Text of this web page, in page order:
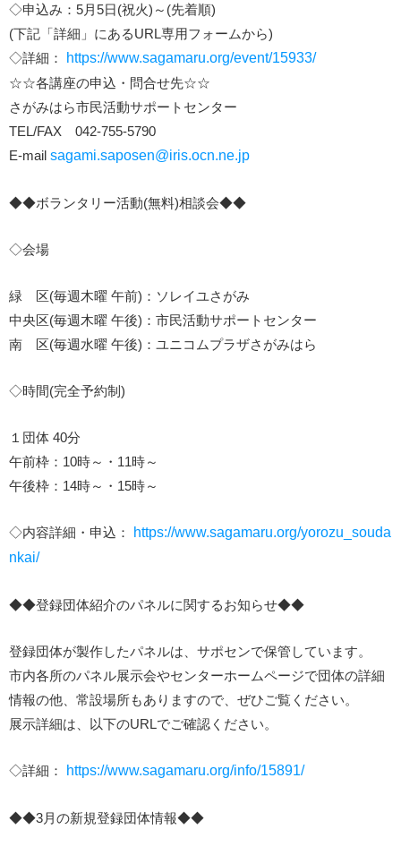
◇申込み：5月5日(祝火)～(先着順)
(下記「詳細」にあるURL専用フォームから)
◇詳細：
https://www.sagamaru.org/event/15933/
☆☆各講座の申込・問合せ先☆☆
さがみはら市民活動サポートセンター
TEL/FAX 042-755-5790
E-mail sagami.saposen@iris.ocn.ne.jp
◆◆ボランタリー活動(無料)相談会◆◆
◇会場
緑 区(毎週木曜 午前)：ソレイユさがみ
中央区(毎週木曜 午後)：市民活動サポートセンター
南 区(毎週水曜 午後)：ユニコムプラザさがみはら
◇時間(完全予約制)
１団体 40分
午前枠：10時～・11時～
午後枠：14時～・15時～
◇内容詳細・申込：
https://www.sagamaru.org/yorozu_souda
nkai/
◆◆登録団体紹介のパネルに関するお知らせ◆◆
登録団体が製作したパネルは、サポセンで保管しています。
市内各所のパネル展示会やセンターホームページで団体の詳細
情報の他、常設場所もありますので、ぜひご覧ください。
展示詳細は、以下のURLでご確認ください。
◇詳細： https://www.sagamaru.org/info/15891/
◆◆3月の新規登録団体情報◆◆